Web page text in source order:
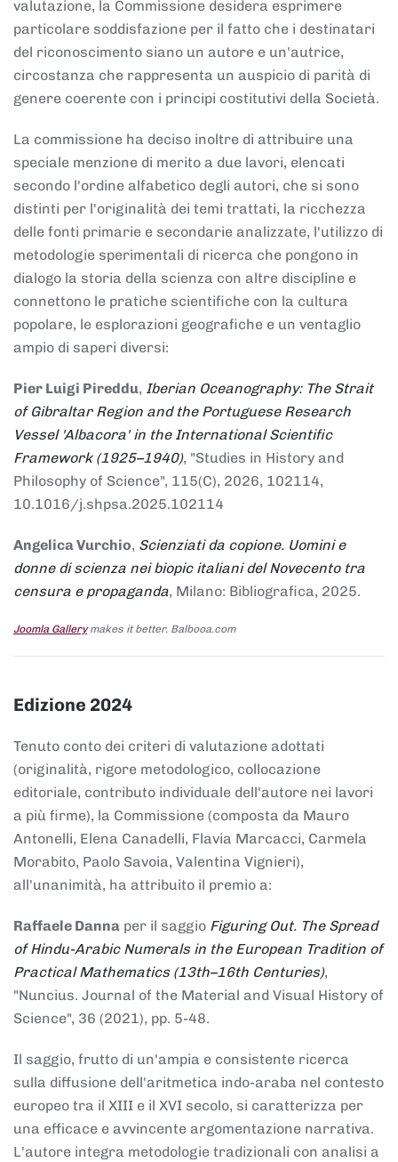
valutazione, la Commissione desidera esprimere
particolare soddisfazione per il fatto che i destinatari
del riconoscimento siano un autore e un'autrice,
circostanza che rappresenta un auspicio di parità di
genere coerente con i principi costitutivi della Società.
La commissione ha deciso inoltre di attribuire una
speciale menzione di merito a due lavori, elencati
secondo l'ordine alfabetico degli autori, che si sono
distinti per l'originalità dei temi trattati, la ricchezza
delle fonti primarie e secondarie analizzate, l'utilizzo di
metodologie sperimentali di ricerca che pongono in
dialogo la storia della scienza con altre discipline e
connettono le pratiche scientifiche con la cultura
popolare, le esplorazioni geografiche e un ventaglio
ampio di saperi diversi:
Pier Luigi Pireddu, Iberian Oceanography: The Strait
of Gibraltar Region and the Portuguese Research
Vessel 'Albacora' in the International Scientific
Framework (1925–1940), "Studies in History and
Philosophy of Science", 115(C), 2026, 102114,
10.1016/j.shpsa.2025.102114
Angelica Vurchio, Scienziati da copione. Uomini e
donne di scienza nei biopic italiani del Novecento tra
censura e propaganda, Milano: Bibliografica, 2025.
Joomla Gallerymakes it better. Balbooa.com
Edizione 2024
Tenuto conto dei criteri di valutazione adottati
(originalità, rigore metodologico, collocazione
editoriale, contributo individuale dell'autore nei lavori
a più firme), la Commissione (composta da Mauro
Antonelli, Elena Canadelli, Flavia Marcacci, Carmela
Morabito, Paolo Savoia, Valentina Vignieri),
all'unanimità, ha attribuito il premio a:
Raffaele Danna per il saggio Figuring Out. The Spread
of Hindu-Arabic Numerals in the European Tradition of
Practical Mathematics (13th–16th Centuries),
"Nuncius. Journal of the Material and Visual History of
Science", 36 (2021), pp. 5-48.
Il saggio, frutto di un'ampia e consistente ricerca
sulla diffusione dell'aritmetica indo-araba nel contesto
europeo tra il XIII e il XVI secolo, si caratterizza per
una efficace e avvincente argomentazione narrativa.
L'autore integra metodologie tradizionali con analisi a